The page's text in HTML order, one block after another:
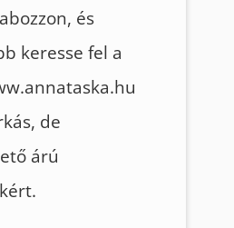
és
keresse fel a
de
árú